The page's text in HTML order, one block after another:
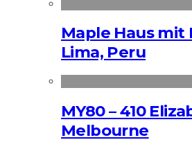
Maple Haus mit
Lima, Peru
MY80 – 410
Melbourne